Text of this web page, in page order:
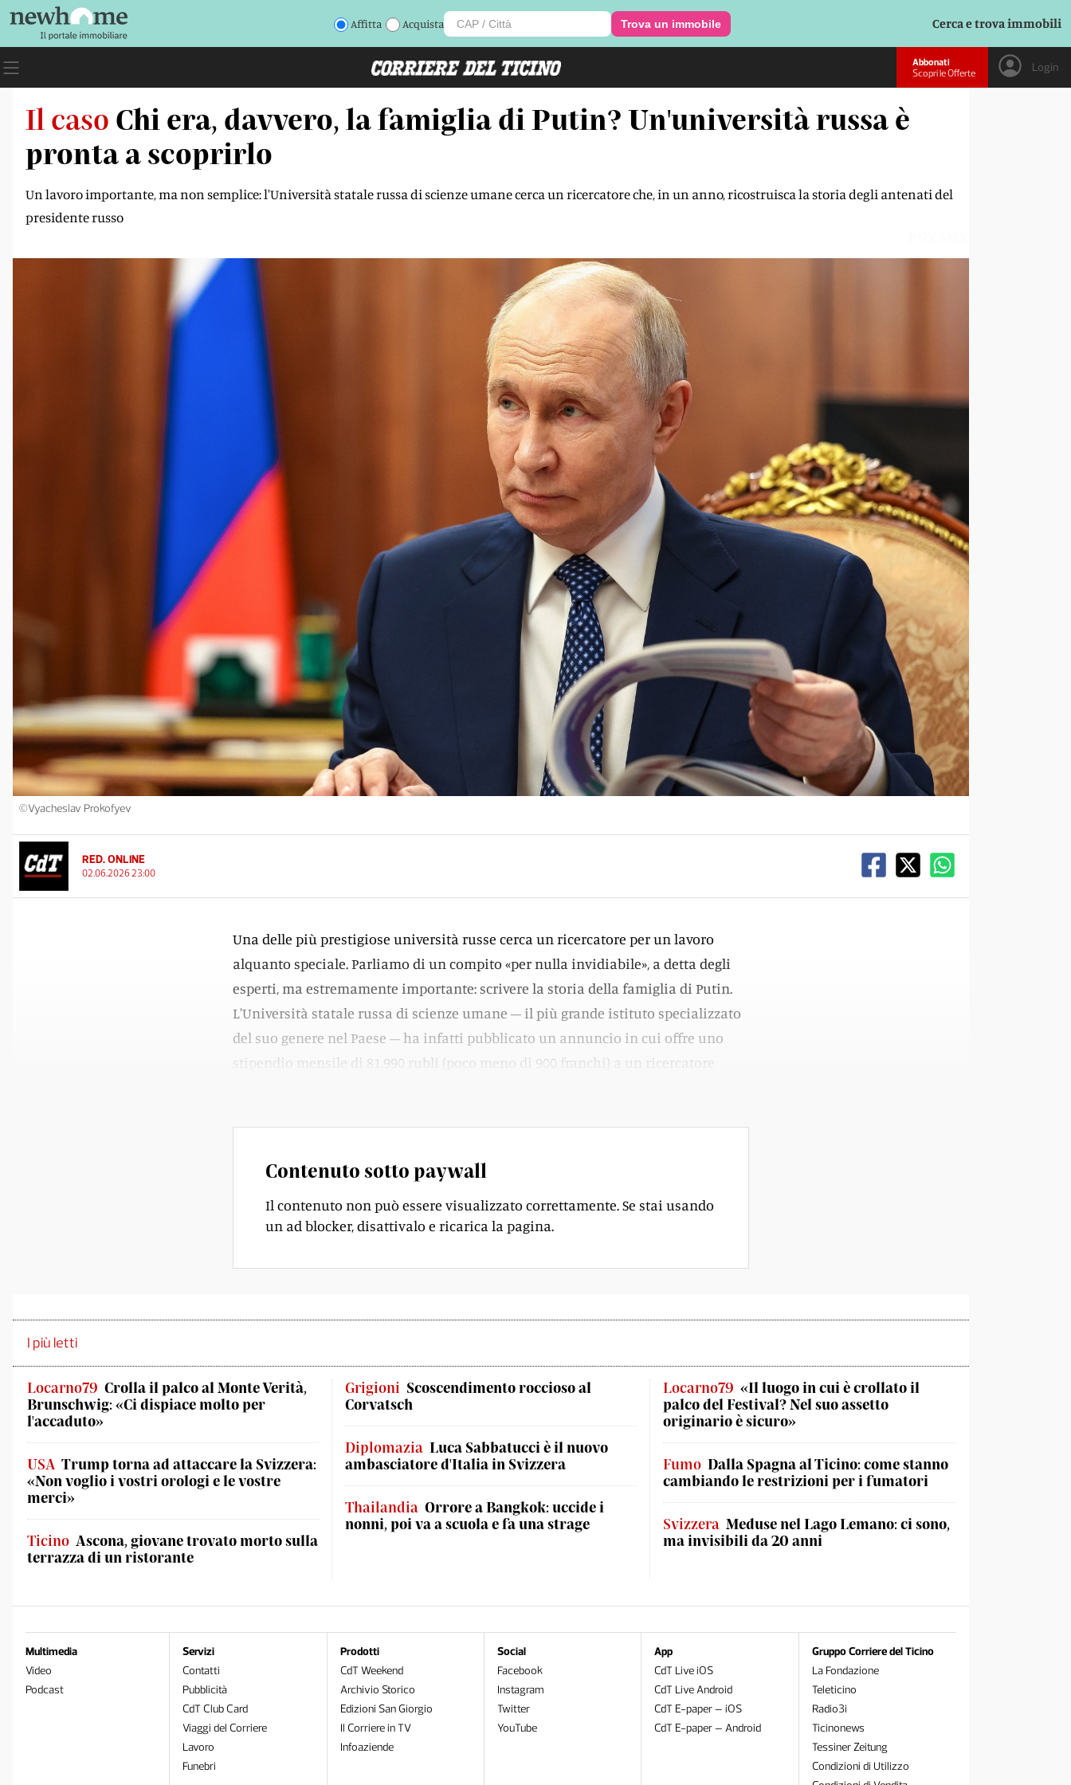
Affitta Acquista Trova un immobile Cerca e trova immobili
Abbonati
Scopri le Offerte
Login
Il caso Chi era, davvero, la famiglia di Putin? Un'università russa è
pronta a scoprirlo
Un lavoro importante, ma non semplice: l'Università statale russa di scienze umane cerca un ricercatore che, in un anno, ricostruisca la storia degli antenati del
presidente russo
©Vyacheslav Prokofyev
RED. ONLINE
02.06.2026 23:00
Una delle più prestigiose università russe cerca un ricercatore per un lavoro
alquanto speciale. Parliamo di un compito «per nulla invidiabile», a detta degli
esperti, ma estremamente importante: scrivere la storia della famiglia di Putin.
L'Università statale russa di scienze umane – il più grande istituto specializzato
del suo genere nel Paese – ha infatti pubblicato un annuncio in cui offre uno
stipendio mensile di 81.990 rubli (poco meno di 900 franchi) a un ricercatore
Contenuto sotto paywall
Il contenuto non può essere visualizzato correttamente. Se stai usando
un ad blocker, disattivalo e ricarica la pagina.
I più letti
Locarno79 Crolla il palco al Monte Verità,
Brunschwig: «Ci dispiace molto per
l'accaduto»
USA Trump torna ad attaccare la Svizzera:
«Non voglio i vostri orologi e le vostre
merci»
Ticino Ascona, giovane trovato morto sulla
terrazza di un ristorante
Grigioni Scoscendimento roccioso al
Corvatsch
Diplomazia Luca Sabbatucci è il nuovo
ambasciatore d'Italia in Svizzera
Thailandia Orrore a Bangkok: uccide i
nonni, poi va a scuola e fa una strage
Locarno79 «Il luogo in cui è crollato il
palco del Festival? Nel suo assetto
originario è sicuro»
Fumo Dalla Spagna al Ticino: come stanno
cambiando le restrizioni per i fumatori
Svizzera Meduse nel Lago Lemano: ci sono,
ma invisibili da 20 anni
Multimedia
Video
Podcast
Servizi
Contatti
Pubblicità
CdT Club Card
Viaggi del Corriere
Lavoro
Funebri
Prodotti
CdT Weekend
Archivio Storico
Edizioni San Giorgio
Il Corriere in TV
Infoaziende
Social
Facebook
Instagram
Twitter
YouTube
App
CdT Live iOS
CdT Live Android
CdT E-paper – iOS
CdT E-paper – Android
Gruppo Corriere del Ticino
La Fondazione
Teleticino
Radio3i
Ticinonews
Tessiner Zeitung
Condizioni di Utilizzo